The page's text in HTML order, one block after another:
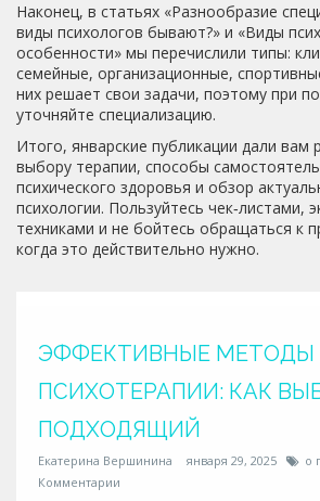
Наконец, в статьях «Разнообразие
виды психологов бывают?» и «Виды
особенности» мы перечислили типы:
семейные, организационные,
них решает свои задачи, поэтому при
уточняйте специализацию.
Итого, январские публикации дали вам
выбору терапии, способы
психического здоровья и обзор
психологии. Пользуйтесь чек‑листами,
техниками и не бойтесь обращаться к
когда это действительно нужно.
ЭФФЕКТИВНЫЕ МЕТОДЫ
ПСИХОТЕРАПИИ: КАК
ПОДХОДЯЩИЙ
Екатерина Вершинина января 29, 2025 о
Комментарии